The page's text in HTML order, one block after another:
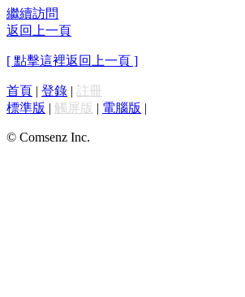
繼續訪問
返回上一頁
[ 點擊這裡返回上一頁 ]
首頁 | 登錄 | 註冊
標準版 | 觸屏版 | 電腦版 |
© Comsenz Inc.